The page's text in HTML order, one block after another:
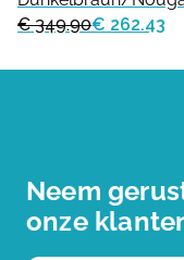
€ 349.90€ 262.43
Neem
onze